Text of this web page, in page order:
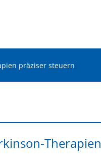
präziser steuern
Therapien